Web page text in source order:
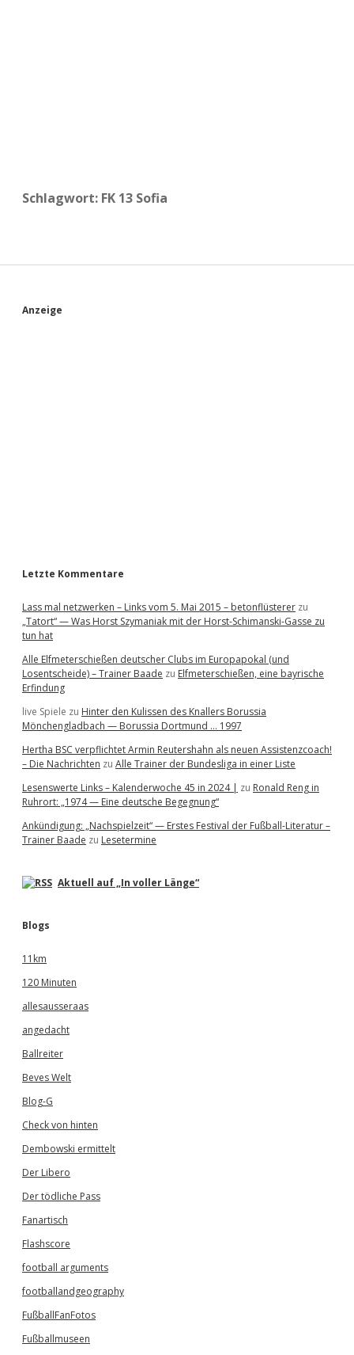
Schlagwort: FK 13 Sofia
S
Anzeige
Letzte Kommentare
Lass mal netzwerken – Links vom 5. Mai 2015 – betonflüsterer zu
„Tatort“ — Was Horst Szymaniak mit der Horst-Schimanski-Gasse zu
tun hat
Alle Elfmeterschießen deutscher Clubs im Europapokal (und
Losentscheide) – Trainer Baade zu Elfmeterschießen, eine bayrische
Erfindung
live Spiele zu Hinter den Kulissen des Knallers Borussia
Mönchengladbach — Borussia Dortmund … 1997
Hertha BSC verpflichtet Armin Reutershahn als neuen Assistenzcoach!
– Die Nachrichten zu Alle Trainer der Bundesliga in einer Liste
Lesenswerte Links – Kalenderwoche 45 in 2024 | zu Ronald Reng in
Ruhrort: „1974 — Eine deutsche Begegnung“
Ankündigung: „Nachspielzeit“ — Erstes Festival der Fußball-Literatur –
Trainer Baade zu Lesetermine
Aktuell auf „In voller Länge“
Blogs
11km
120 Minuten
allesausseraas
angedacht
Ballreiter
Beves Welt
Blog-G
Check von hinten
Dembowski ermittelt
Der Libero
Der tödliche Pass
Fanartisch
Flashscore
football arguments
footballandgeography
FußballFanFotos
Fußballmuseen